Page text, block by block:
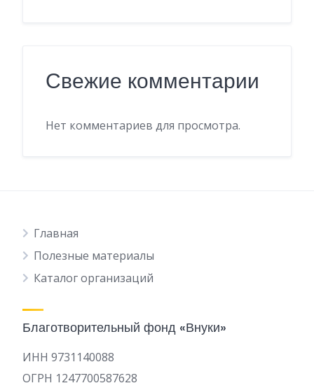
Свежие комментарии
Нет комментариев для просмотра.
Главная
Полезные материалы
Каталог организаций
Благотворительный фонд «Внуки»
ИНН 9731140088
ОГРН 1247700587628